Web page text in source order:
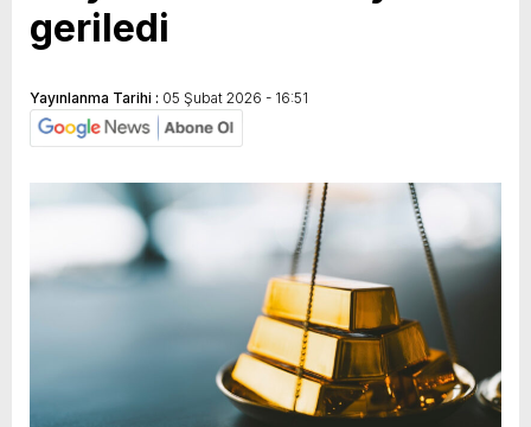
geriledi
Yayınlanma Tarihi : 05 Şubat 2026 - 16:51